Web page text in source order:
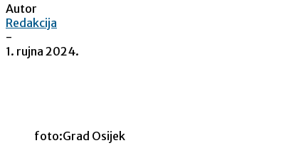
Autor
Redakcija
-
1. rujna 2024.
foto:Grad Osijek